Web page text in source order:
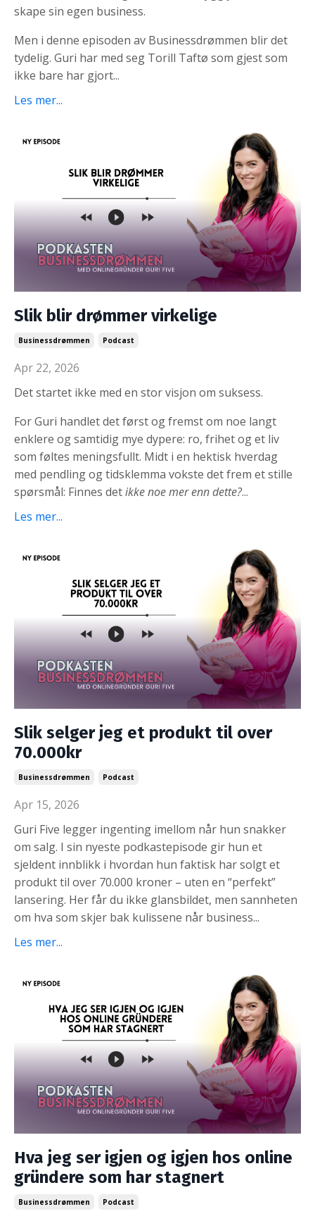
skape sin egen business.
Men i denne episoden av Businessdrømmen blir det
tydelig. Guri har med seg Torill Taftø som gjest som
ikke bare har gjort...
Les mer...
Slik blir drømmer virkelige
Businessdrømmen Podcast
Apr 22, 2026
Det startet ikke med en stor visjon om suksess.
For Guri handlet det først og fremst om noe langt
enklere og samtidig mye dypere: ro, frihet og et liv
som føltes meningsfullt. Midt i en hektisk hverdag
med pendling og tidsklemma vokste det frem et stille
spørsmål: Finnes detikke noe mer enn dette?...
Les mer...
Slik selger jeg et produkt til over
70.000kr
Businessdrømmen Podcast
Apr 15, 2026
Guri Five legger ingenting imellom når hun snakker
om salg. I sin nyeste podkastepisode gir hun et
sjeldent innblikk i hvordan hun faktisk har solgt et
produkt til over 70.000 kroner – uten en “perfekt”
lansering. Her får du ikke glansbildet, men sannheten
om hva som skjer bak kulissene når business...
Les mer...
Hva jeg ser igjen og igjen hos online
gründere som har stagnert
Businessdrømmen Podcast